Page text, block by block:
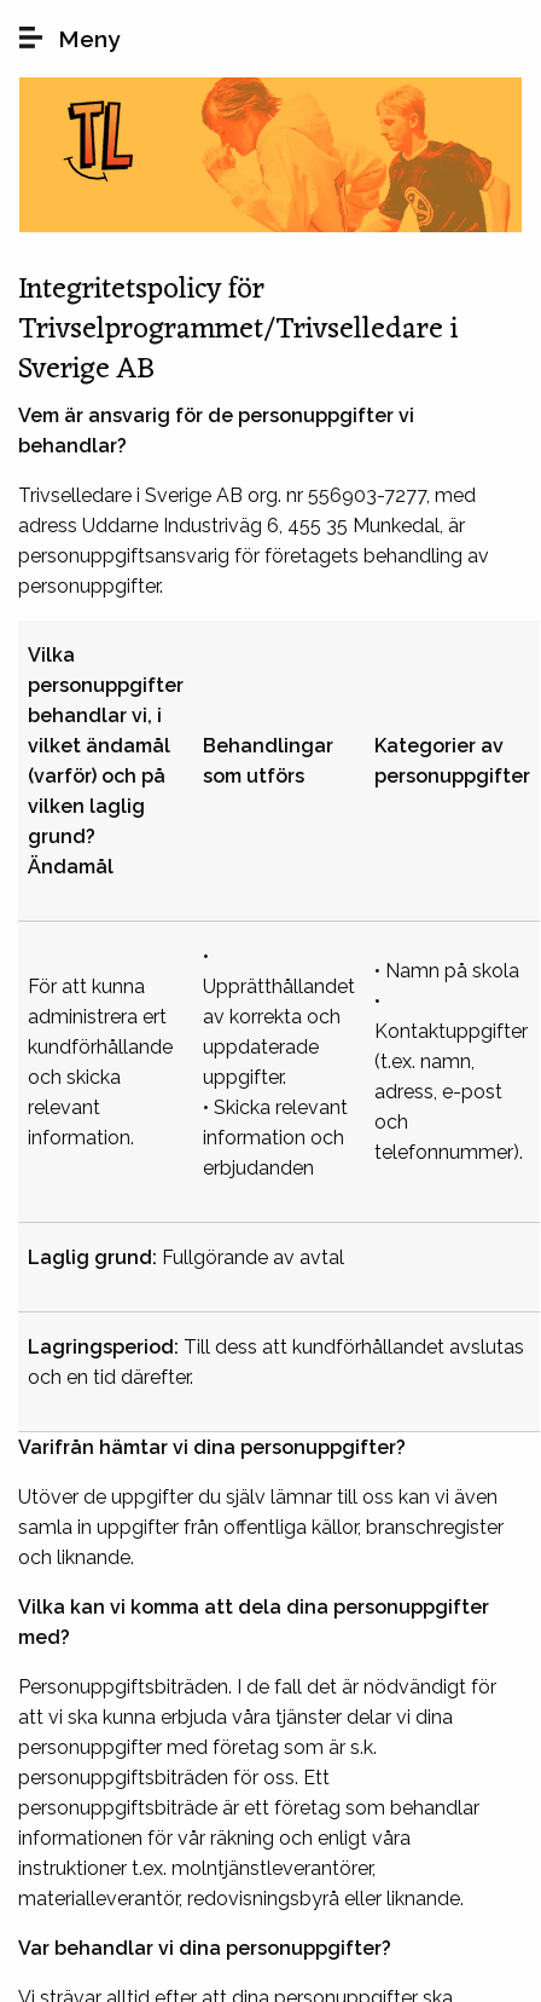
Meny
Integritetspolicy för
Trivselprogrammet/Trivselledare i
Sverige AB
Vem är ansvarig för de personuppgifter vi
behandlar?
Trivselledare i Sverige AB org. nr 556903-7277, med
adress Uddarne Industriväg 6, 455 35 Munkedal, är
personuppgiftsansvarig för företagets behandling av
personuppgifter.
Vilka
personuppgifter
behandlar vi, i
vilket ändamål
(varför) och på
vilken laglig
grund?
Ändamål
Behandlingar
som utförs
Kategorier av
personuppgifter
För att kunna
administrera ert
kundförhållande
och skicka
relevant
information.
•
Upprätthållandet
av korrekta och
uppdaterade
uppgifter.
• Skicka relevant
information och
erbjudanden
• Namn på skola
•
Kontaktuppgifter
(t.ex. namn,
adress, e-post
och
telefonnummer).
Laglig grund: Fullgörande av avtal
Lagringsperiod: Till dess att kundförhållandet avslutas
och en tid därefter.
Varifrån hämtar vi dina personuppgifter?
Utöver de uppgifter du själv lämnar till oss kan vi även
samla in uppgifter från offentliga källor, branschregister
och liknande.
Vilka kan vi komma att dela dina personuppgifter
med?
Personuppgiftsbiträden. I de fall det är nödvändigt för
att vi ska kunna erbjuda våra tjänster delar vi dina
personuppgifter med företag som är s.k.
personuppgiftsbiträden för oss. Ett
personuppgiftsbiträde är ett företag som behandlar
informationen för vår räkning och enligt våra
instruktioner t.ex. molntjänstleverantörer,
materialleverantör, redovisningsbyrå eller liknande.
Var behandlar vi dina personuppgifter?